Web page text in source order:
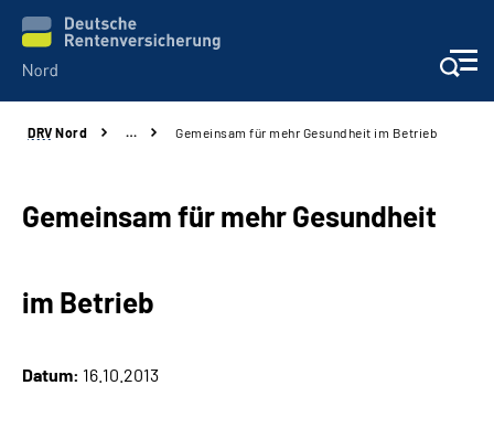
Aktuelles
Services
DRV Nord … Gemeinsam für mehr Gesundheit im Betrieb
Gemeinsam für mehr Gesundheit
im Betrieb
Datum: 16.10.2013